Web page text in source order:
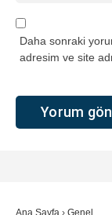
Daha sonraki
adresim ve site